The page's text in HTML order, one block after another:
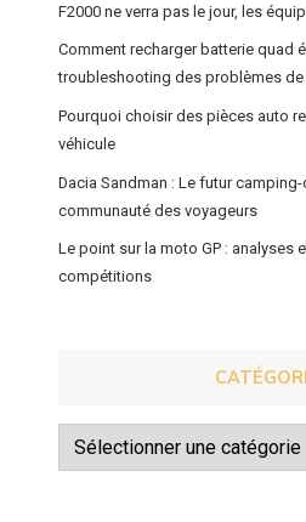
F2000 ne verra pas le jour, les
Comment recharger batterie quad
troubleshooting des problèmes
Pourquoi choisir des pièces auto
véhicule
Dacia Sandman : Le futur
communauté des voyageurs
Le point sur la moto GP : analyses
compétitions
Catégories